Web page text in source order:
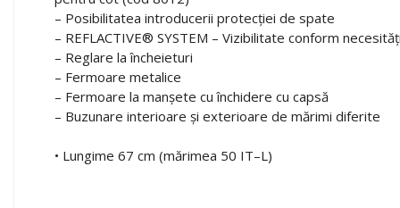
– Posibilitatea introducerii protecției de spate
– REFLACTIVE® SYSTEM – Vizibilitate conform
– Reglare la încheieturi
– Fermoare metalice
– Fermoare la manșete cu închidere cu capsă
– Buzunare interioare și exterioare de mărimi diferite
• Lungime 67 cm (mărimea 50 IT–L)